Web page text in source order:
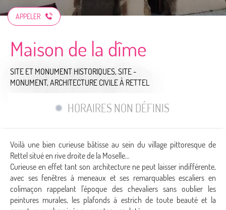
APPELER
Maison de la dîme
SITE ET MONUMENT HISTORIQUES, SITE -
MONUMENT, ARCHITECTURE CIVILEÀ RETTEL
HORAIRES NON DÉFINIS
Voilà une bien curieuse bâtisse au sein du village pittoresque de
Rettel situé en rive droite de la Moselle...
Curieuse en effet tant son architecture ne peut laisser indifférente,
avec ses fenêtres à meneaux et ses remarquables escaliers en
colimaçon rappelant l'époque des chevaliers sans oublier les
peintures murales, les plafonds à estrich de toute beauté et la